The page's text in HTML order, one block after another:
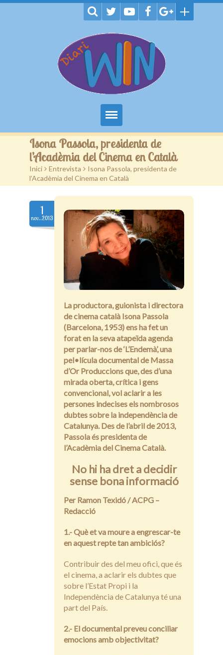
Inici
Notícies
Jocs
Entrevistes
Isona Passola, presidenta de
l’Acadèmia del Cinema en Català
Inici > Entrevista > Isona Passola, presidenta de
l’Acadèmia del Cinema en Català
1
nov..2013
La productora, guionista i directora
de cinema català Isona Passola
(Barcelona, 1953) ens ha fet un
forat en la seva atapeïda agenda
per parlar-nos de ‘L’Endemà’, una
pel•lícula documental de Massa
d’Or Produccions que, des d’una
mirada oberta, crítica i gens
convencional, vol aclarir a les
persones indecises els nombrosos
dubtes sobre la independència de
Catalunya. Des de l’abril de 2013,
Passola és presidenta de
l’Acadèmia del Cinema Català.
No hi ha dret a decidir
sense bona informació
Per Ramon Texidó / ACPG –
Redacció
1.- Què et va moure a engrescar-te
en aquest repte tan ambiciós?
Contribuir des del meu ofici, que és
el cinema, a aclarir els dubtes que
sobre l’Estat Propi i la
Independència de Catalunya té una
part del País.
2.- El documental preveu conciliar
emocions amb objectivitat?